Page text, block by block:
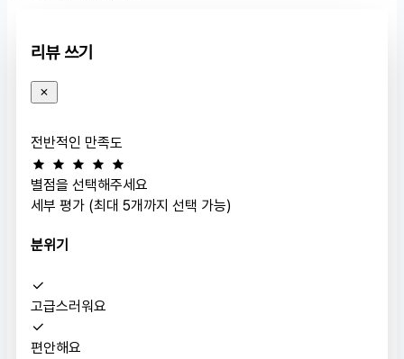
리뷰 쓰기
전반적인 만족도
별점을 선택해주세요
세부 평가 (최대 5개까지 선택 가능)
분위기
고급스러워요
편안해요